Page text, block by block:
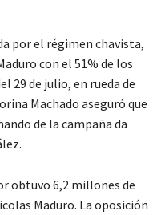
por el régimen chavista,
con el 51% de los
29 de julio, en rueda de
Machado aseguró que
de la campaña da
obtuvo 6,2 millones de
Maduro. La oposición